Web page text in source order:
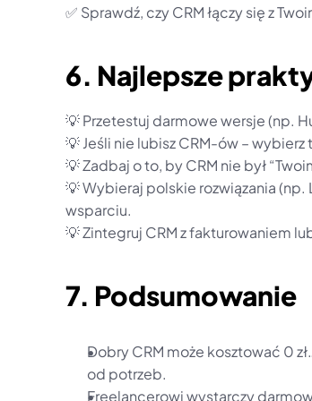
✅ Sprawdź, czy CRM łączy się z
6. Najlepsze
💡 Przetestuj darmowe wersje (np.
💡 Jeśli nie lubisz CRM-ów –
💡 Zadbaj o to, by CRM nie był
💡 Wybieraj polskie rozwiązania
wsparciu.
💡 Zintegruj CRM z fakturowaniem
7. Podsumowanie
Dobry CRM może kosztować 0
od potrzeb.
Freelancerowi wystarczy